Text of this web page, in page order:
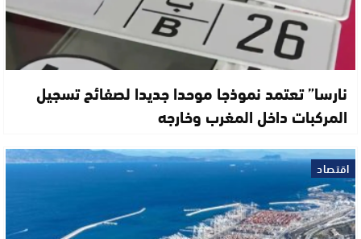
نارسا” تعتمد نموذجا موحدا جديدا لصفائح تسجيل
المركبات داخل المغرب وخارجه
اقتصاد